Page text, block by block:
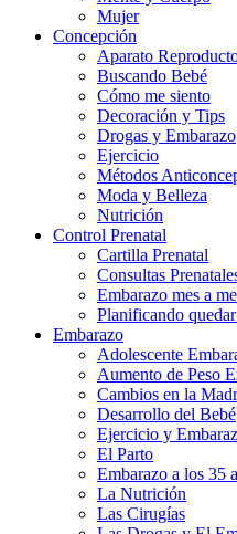
Mujer
Concepción
Aparato
Buscando Bebé
Cómo me siento
Decoración y Tips
Drogas y Embarazo
Ejercicio
Métodos
Moda y Belleza
Nutrición
Control Prenatal
Cartilla Prenatal
Consultas
Embarazo mes a
Planificando
Embarazo
Adolescente
Aumento de Peso
Cambios en la
Desarrollo del Bebé
Ejercicio y
El Parto
Embarazo a los 35
La Nutrición
Las Cirugías